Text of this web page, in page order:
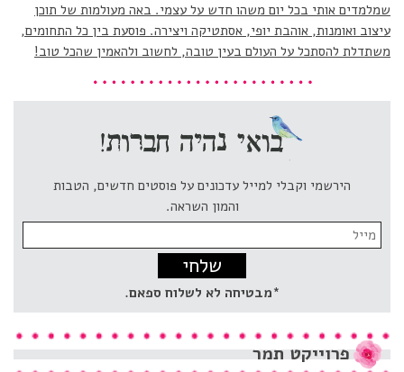
שמלמדים אותי בכל יום משהו חדש על עצמי. באה מעולמות של תוכן
עיצוב ואומנות, אוהבת יופי, אסתטיקה ויצירה. פוסעת בין כל התחומים,
משתדלת להסתכל על העולם בעין טובה, לחשוב ולהאמין שהכל טוב!
הירשמי וקבלי למייל עדכונים על פוסטים חדשים, הטבות
והמון השראה.
Email
address:
*מבטיחה לא לשלוח ספאם.
פרוייקט תמר